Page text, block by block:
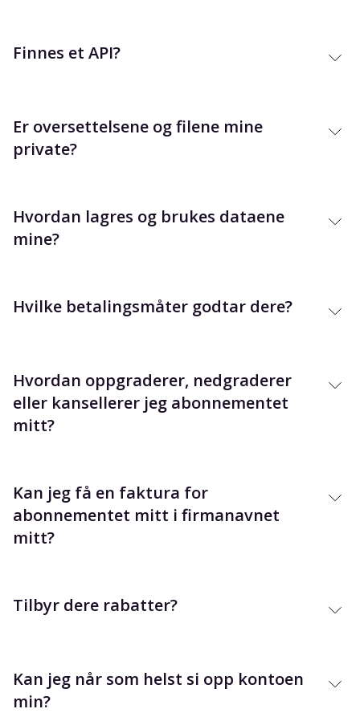
Finnes et API?
Er oversettelsene og filene mine
private?
Hvordan lagres og brukes dataene
mine?
Hvilke betalingsmåter godtar dere?
Hvordan oppgraderer, nedgraderer
eller kansellerer jeg abonnementet
mitt?
Kan jeg få en faktura for
abonnementet mitt i firmanavnet
mitt?
Tilbyr dere rabatter?
Kan jeg når som helst si opp kontoen
min?